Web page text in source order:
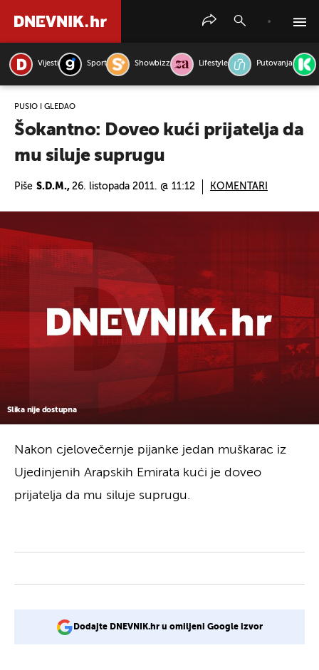
Vijesti Sport Showbizz Lifestyle Putovanja
PUŠIO I GLEDAO
Šokantno: Doveo kući prijatelja da
mu siluje suprugu
Piše S.D.M., 26. listopada 2011. @ 11:12 KOMENTARI
Slika nije dostupna
Nakon cjelovečernje pijanke jedan muškarac iz
Ujedinjenih Arapskih Emirata kući je doveo
prijatelja da mu siluje suprugu.
Dodajte DNEVNIK.hr u omiljeni Google izvor
PRETRAŽITE VIJESTI